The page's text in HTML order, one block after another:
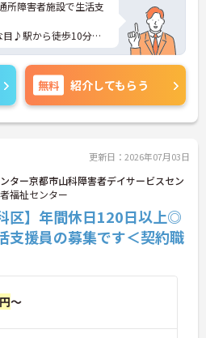
所障害者施設で生活支
目♪駅から徒歩10分の
策ポイントなど、さら
気軽にご相談くださ
無料 紹介してもらう
更新日：2026年07月03日
ター京都市山科障害者デイサービスセン
福祉センター
区】年間休日120日以上◎
支援員の募集です＜契約職
～